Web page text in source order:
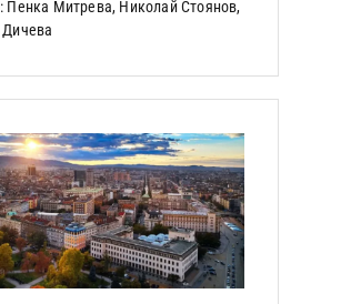
Пенка Митрева, Николай Стоянов,